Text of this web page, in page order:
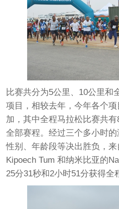
比赛共分为5公里、10公里和
项目，相较去年，今年各个
加，其中全程马拉松比赛共
全部赛程。经过三个多小时
性别、年龄段等决出胜负，
Kipoech Tum 和纳米比亚的
25分31秒和2小时51分获得全